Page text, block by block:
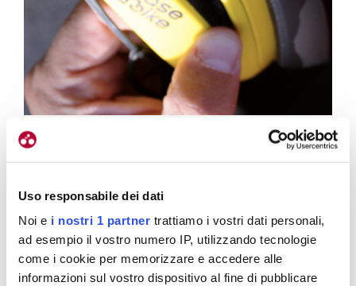
Uso responsabile dei dati
Noi e i nostri 1 partner trattiamo i vostri dati personali,
ad esempio il vostro numero IP, utilizzando tecnologie
come i cookie per memorizzare e accedere alle
informazioni sul vostro dispositivo al fine di pubblicare
La tecnologia Mips in due immagini. Guardate bene la
posizione di una calotta sull’altra ora…
Raffreddamento